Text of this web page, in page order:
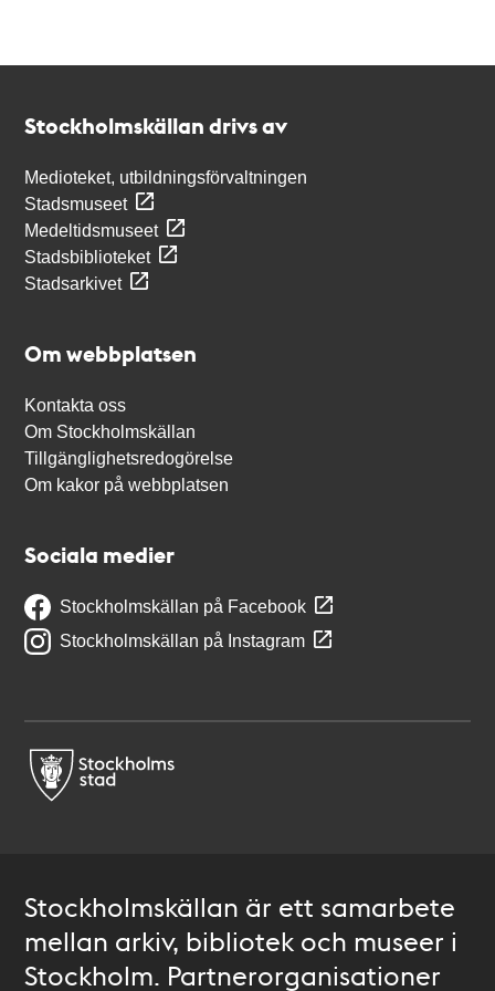
Stockholmskällan drivs av
Medioteket, utbildningsförvaltningen
Stadsmuseet
Medeltidsmuseet
Stadsbiblioteket
Stadsarkivet
Om webbplatsen
Kontakta oss
Om Stockholmskällan
Tillgänglighetsredogörelse
Om kakor på webbplatsen
Sociala medier
Stockholmskällan på Facebook
Stockholmskällan på Instagram
Stockholmskällan är ett samarbete
mellan arkiv, bibliotek och museer i
Stockholm. Partnerorganisationer